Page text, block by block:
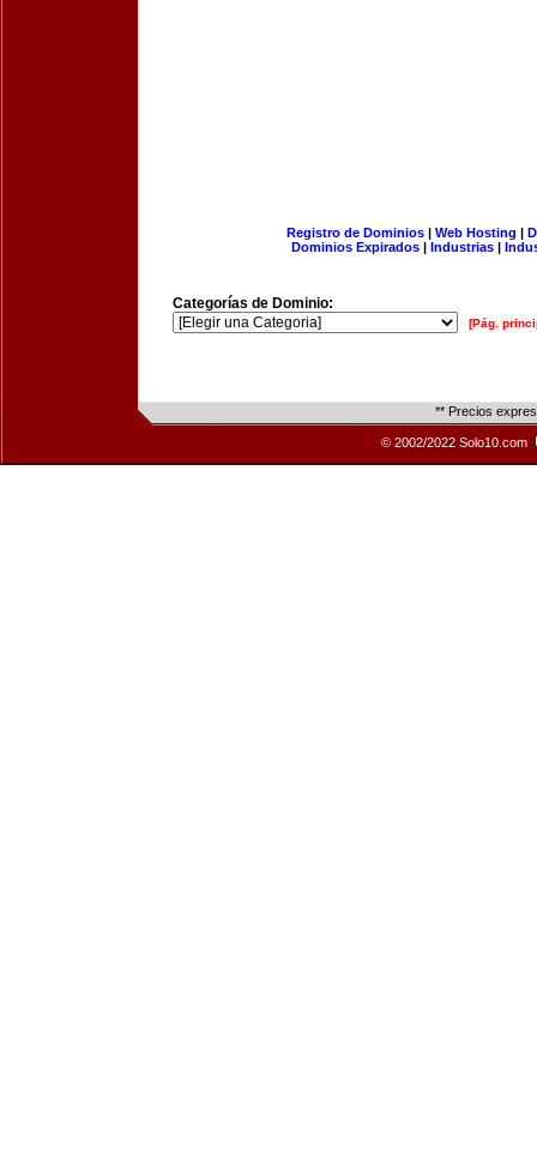
Registro de Dominios| Web Hosting |
Dominios Expirados | Industrias |
Categorías de Dominio:
[Pág.
** Precios
© 2002/2022 Solo10.com